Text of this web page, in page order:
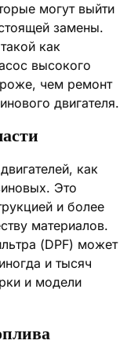
могут выйти
замены.
как
высокого
чем ремонт
двигателя.
как
Это
и более
материалов.
(DPF) может
и тысяч
и модели